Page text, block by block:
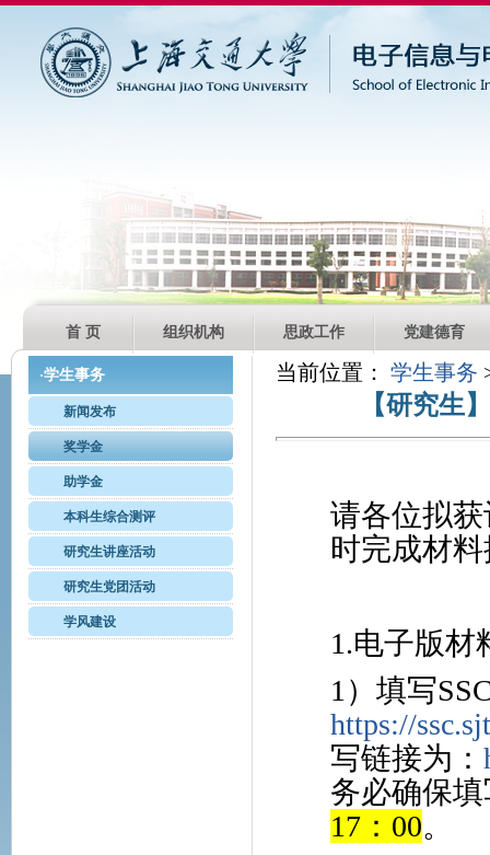
首 页 组织机构 思政工作 党建德育
·学生事务
新闻发布
奖学金
助学金
本科生综合测评
研究生讲座活动
研究生党团活动
学风建设
当前位置：学生事务
【研究生
请各位拟
时完成材
1.电子版材
1）填写
https://
写链接为：
务必确保
17：00。